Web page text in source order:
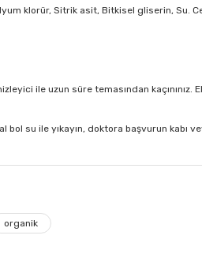
klorür, Sitrik asit, Bitkisel gliserin, Su.
ile uzun süre temasından
su ile yıkayın, doktora başvurun kabı
organik